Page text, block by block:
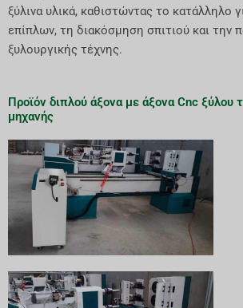
ξύλινα υλικά, καθιστώντας το κατάλληλο
επίπλων, τη διακόσμηση σπιτιού και την
ξυλουργικής τέχνης.
Προϊόν διπλού άξονα με άξονα Cnc ξύλου
μηχανής